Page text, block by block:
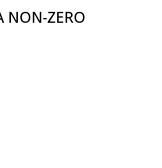
NON-ZERO